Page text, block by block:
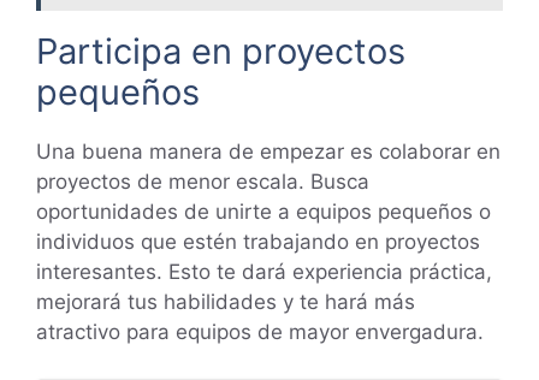
Participa en proyectos
pequeños
Una buena manera de empezar es colaborar en
proyectos de menor escala. Busca
oportunidades de unirte a equipos pequeños o
individuos que estén trabajando en proyectos
interesantes. Esto te dará experiencia práctica,
mejorará tus habilidades y te hará más
atractivo para equipos de mayor envergadura.